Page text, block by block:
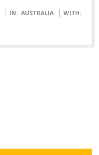
IN: AUSTRALIA
WITH: